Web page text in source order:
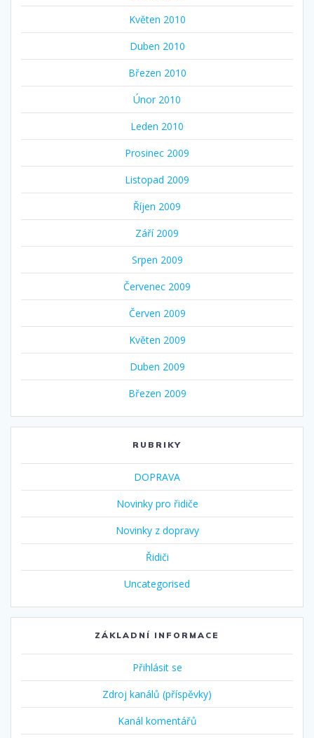
Květen 2010
Duben 2010
Březen 2010
Únor 2010
Leden 2010
Prosinec 2009
Listopad 2009
Říjen 2009
Září 2009
Srpen 2009
Červenec 2009
Červen 2009
Květen 2009
Duben 2009
Březen 2009
RUBRIKY
DOPRAVA
Novinky pro řidiče
Novinky z dopravy
Řidiči
Uncategorised
ZÁKLADNÍ INFORMACE
Přihlásit se
Zdroj kanálů (příspěvky)
Kanál komentářů